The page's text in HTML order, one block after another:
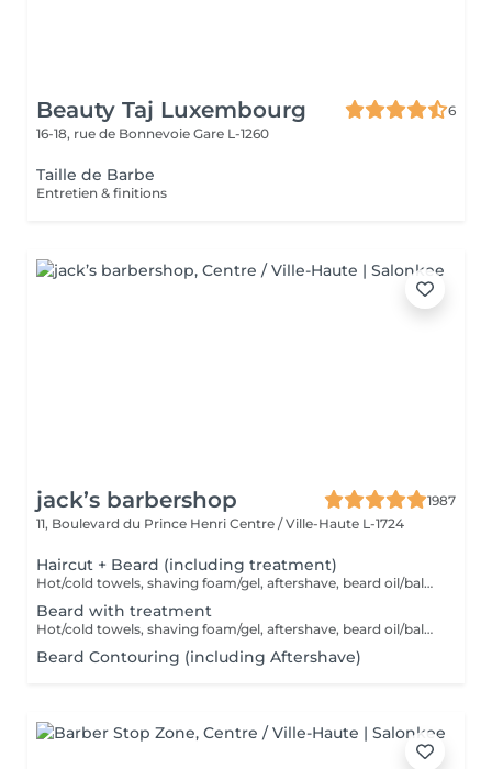
Beauty Taj Luxembourg
6
16-18, rue de Bonnevoie Gare L-1260
Taille de Barbe
Entretien & finitions
jack’s barbershop
1987
11, Boulevard du Prince Henri Centre / Ville-Haute L-1724
Haircut + Beard (including treatment)
Hot/cold towels, shaving foam/gel, aftershave, beard oil/balm and wax or gel
Beard with treatment
Hot/cold towels, shaving foam/gel, aftershave, beard oil/balm and wax or gel
Beard Contouring (including Aftershave)